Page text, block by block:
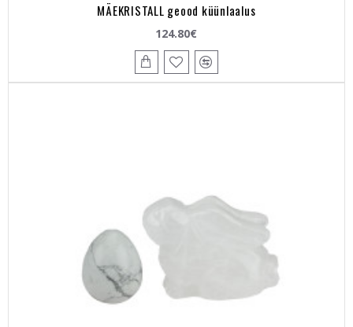
MÄEKRISTALL geood küünlaalus
124.80€